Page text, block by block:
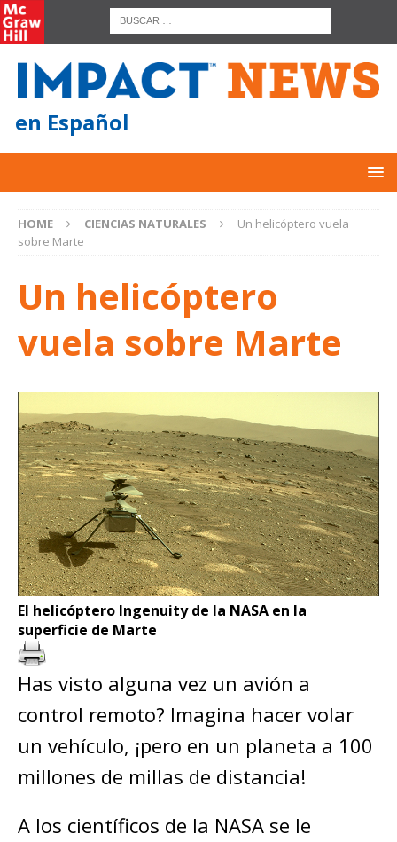
en Español
HOME CIENCIAS NATURALES
Un helicóptero vuela
sobre Marte
Un helicóptero
vuela sobre Marte
El helicóptero Ingenuity de la NASA en la
superficie de Marte
Has visto alguna vez un avión a
control remoto? Imagina hacer volar
un vehículo, ¡pero en un planeta a 100
millones de millas de distancia!
A los científicos de la NASA se le